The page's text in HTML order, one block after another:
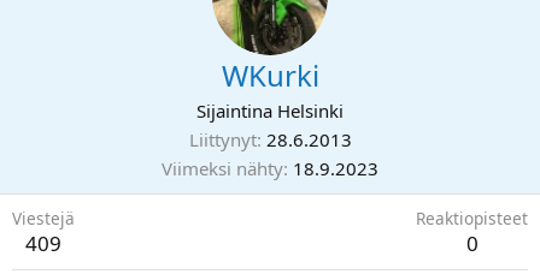
WKurki
Sijaintina Helsinki
Liittynyt 28.6.2013
Viimeksi nähty 18.9.2023
Viestejä
409
Reaktiopisteet
0